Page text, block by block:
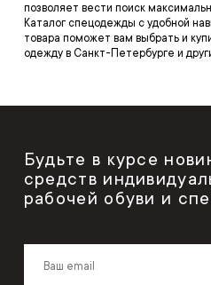
позволяет вести поиск
Каталог спецодежды с удобной
товара поможет вам выбрать и
одежду в Санкт-Петербурге и
Будьте в курсе
средств
рабочей обуви и